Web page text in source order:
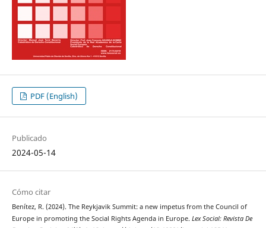
PDF (English)
Publicado
2024-05-14
Cómo citar
Benítez, R. (2024). The Reykjavik Summit: a new impetus from the Council of
Europe in promoting the Social Rights Agenda in Europe. Lex Social: Revista De